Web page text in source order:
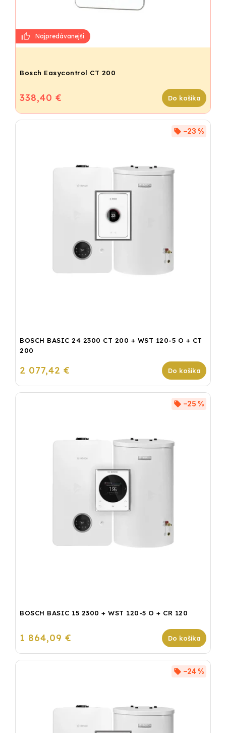
Bosch Easycontrol CT 200
338,40 € Do košíka
BOSCH BASIC 24 2300 CT 200 + WST 120-5 O + CT
200
–23 %
2 077,42 € Do košíka
BOSCH BASIC 15 2300 + WST 120-5 O + CR 120
–25 %
1 864,09 € Do košíka
–24 %